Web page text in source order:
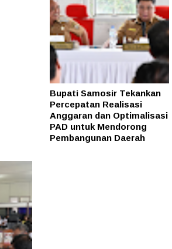
Bupati Samosir Tekankan
Percepatan Realisasi
Anggaran dan Optimalisasi
PAD untuk Mendorong
Pembangunan Daerah